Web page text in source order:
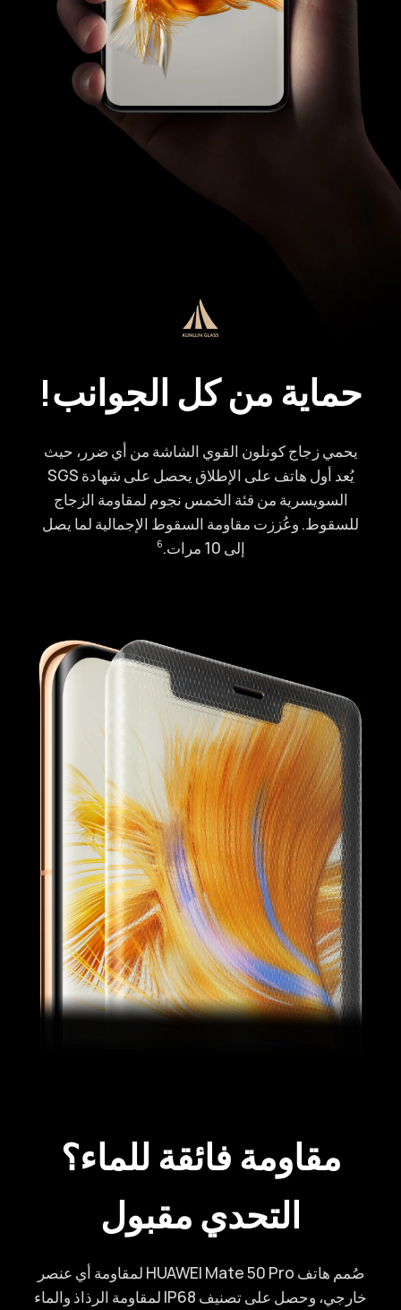
حماية من كل الجوانب!
يحمي زجاج كونلون القوي الشاشة من أي ضرر، حيث
يُعد أول هاتف على الإطلاق يحصل على شهادة SGS
السويسرية من فئة الخمس نجوم لمقاومة الزجاج
للسقوط. وعُززت مقاومة السقوط الإجمالية لما يصل
إلى 10 مرات.⁠
6
مقاومة فائقة للماء؟
التحدي مقبول
صُمم هاتف HUAWEI Mate 50 Pro لمقاومة أي عنصر
خارجي، وحصل على تصنيف IP68 لمقاومة الرذاذ والماء